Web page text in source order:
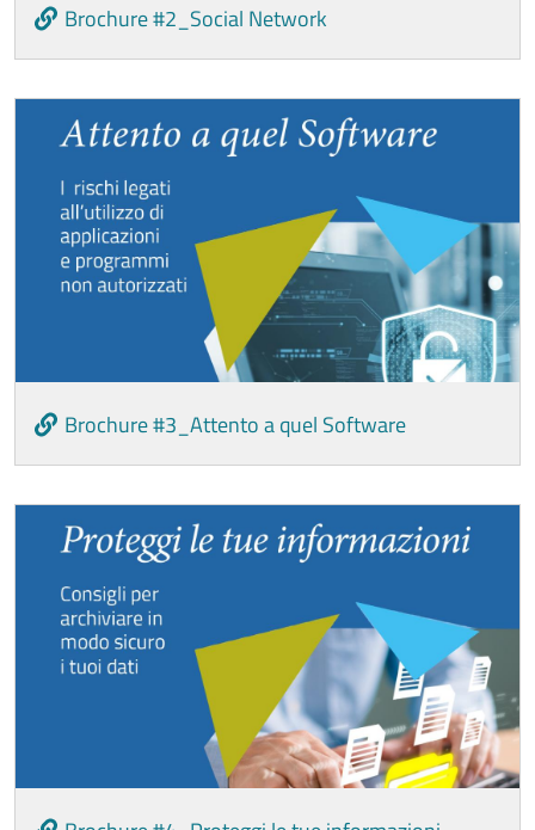
Brochure #2_Social Network
Brochure #3_Attento a quel Software
Image